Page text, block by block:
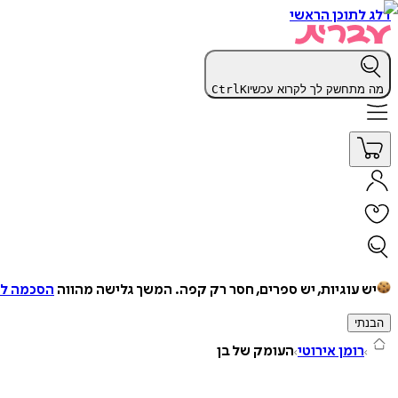
דלג לתוכן הראשי
מה מתחשק לך לקרוא עכשיו CtrlK
יש עוגיות, יש ספרים, חסר רק קפה. המשך גלישה מהווה הסכמה
הבנתי
רומן אירוטי העומק של בן